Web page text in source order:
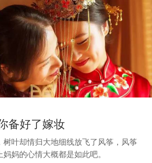
备好了嫁妆
树叶却情归大地细线放飞了风筝，风筝
妈的心情大概都是如此吧。